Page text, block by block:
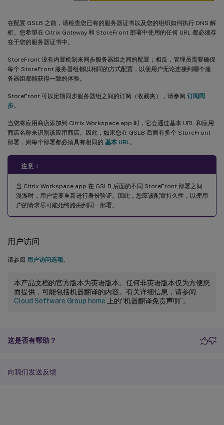
在配置 GSLB 之前，请检查您已有的服务器证书以及您的组织如何执行 DNS 解
析。您希望在 Citrix Gateway 和 StoreFront 部署中使用的任何 URL 都必须存
在于您的服务器证书中。
StoreFront 没有内置机制来同步服务器组之间的配置；相反，管理员需要确保
每个 StoreFront 服务器组都以相同的方式配置，以便用户无论连接到哪个服
务器组都能获得一致的体验。
StoreFront 可以定期同步服务器组之间的订阅（收藏夹），请参阅 订阅同
步。
当您将应用商店添加到 Citrix Workspace app 时，它会通过基本 URL 和应用
商店名称来识别该应用商店。因此，如果您在 GSLB 后面有多个 StoreFront
部署，则每个部署都必须具有相同的 基本 URL。
注意：
当 Citrix Workspace app 在 GSLB 后面的不同 StoreFront 部署之间
漫游时，用户需要重新进行身份验证。因此，您应该配置持久性，以便用
户的请求尽可能始终路由到同一部署。
用户访问
请参阅 用户访问选项。
本产品文档的官方版本为英语版本。任何非英语版本仅为方便您
而提供，可能包括机器翻译的内容。有关详细信息，请参阅
Cloud Software Group home 上的“机器翻译免责声明”。
这是否有帮助？
向我们发送反馈